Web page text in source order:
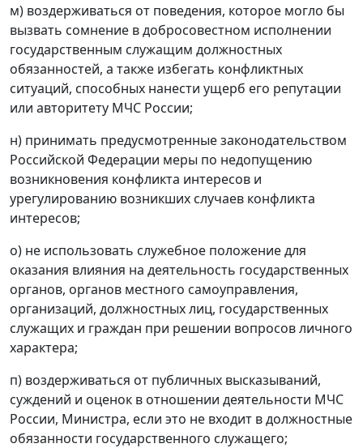
м) воздерживаться от поведения, которое могло бы
вызвать сомнение в добросовестном исполнении
государственным служащим должностных
обязанностей, а также избегать конфликтных
ситуаций, способных нанести ущерб его репутации
или авторитету МЧС России;
н) принимать предусмотренные законодательством
Российской Федерации меры по недопущению
возникновения конфликта интересов и
урегулированию возникших случаев конфликта
интересов;
о) не использовать служебное положение для
оказания влияния на деятельность государственных
органов, органов местного самоуправления,
организаций, должностных лиц, государственных
служащих и граждан при решении вопросов личного
характера;
п) воздерживаться от публичных высказываний,
суждений и оценок в отношении деятельности МЧС
России, Министра, если это не входит в должностные
обязанности государственного служащего;